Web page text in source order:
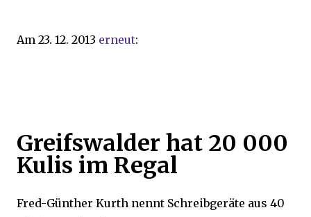
Am 23. 12. 2013 erneut:
Greifswalder hat 20 000
Kulis im Regal
Fred-Günther Kurth nennt Schreibgeräte aus 40